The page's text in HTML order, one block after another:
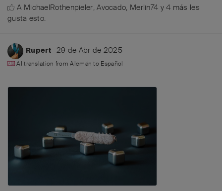
A MichaelRothenpieler,Avocado, Merlin74 y4 más les
gusta esto.
Rupert 29 de Abr de 2025
AI translation fromAlemán to Español